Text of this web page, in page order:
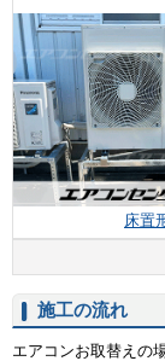
床置
施工の流れ
エアコンお取替えの